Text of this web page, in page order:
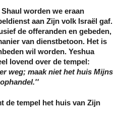
worden we eraan
aan Zijn volk Israël gaf.
de offeranden en gebeden,
van dienstbetoon. Het is
wil worden. Yeshua
lovend over de tempel:
weg; maak niet het huis Mijns
de tempel het huis van Zijn